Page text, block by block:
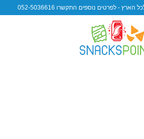
- לפרטים נוספים התקשרו 052-5036616